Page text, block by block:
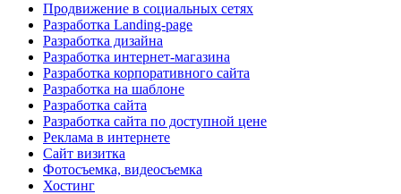
Продвижение в социальных сетях
Разработка Landing-page
Разработка дизайна
Разработка интернет-магазина
Разработка корпоративного сайта
Разработка на шаблоне
Разработка сайта
Разработка сайта по доступной цене
Реклама в интернете
Сайт визитка
Фотосъемка, видеосъемка
Хостинг